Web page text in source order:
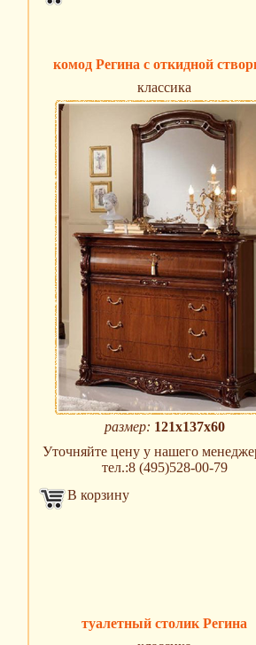
комод Регина с откидной
классика
размер: 121х137х60
Уточняйте цену у нашего
тел.:8 (495)528-00-79
В корзину
туалетный столик Регина